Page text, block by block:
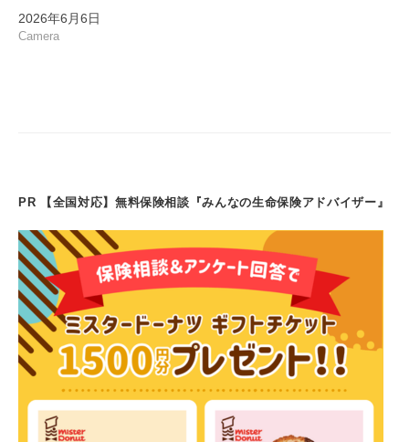
2026年6月6日
Camera
PR 【全国対応】無料保険相談『みんなの生命保険アドバイザー』